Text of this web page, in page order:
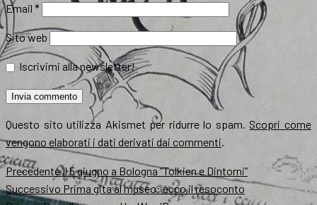
Email *
Sito web
Iscrivimi alla newsletter!
Questo sito utilizza Akismet per ridurre lo spam. Scopri come
vengono elaborati i dati derivati dai commenti.
Navigazione
articoli
PrecedenteArticolo
precedente:
Il 5 giugno a Bologna “Tolkien e Dintorni”
Successivo Articolo
Prima gita al museo: ecco il resoconto